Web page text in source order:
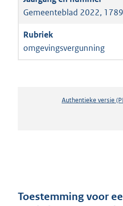
Gemeenteblad 2022,
omgevingsvergunning
Authentieke versie
Toestemming voor